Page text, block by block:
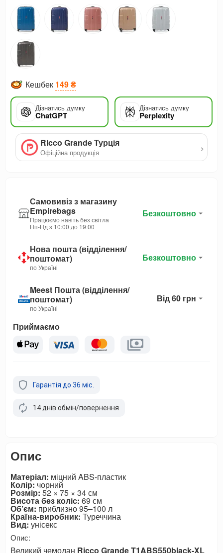
Кешбек 149 ₴
Дізнатись думку
ChatGPT
Дізнатись думку
Perplexity
Ricco Grande Турція
Офіційна продукція ›
Самовивіз з магазину
Empirebags
Працюємо навіть без світла
Нп-Нд з 10:00 до 19:00
Безкоштовно
Нова пошта (відділення/
поштомат)
по Україні
Безкоштовно
Meest Пошта (відділення/
поштомат)
по Україні
Від 60 грн
Приймаємо
Гарантія до 36 міс.
14 днів обмін/повернення
Опис
Матеріал: міцний ABS-пластик
Колір: чорний
Розмір: 52 × 75 × 34 см
Висота без коліс: 69 см
Об’єм: приблизно 95–100 л
Країна-виробник: Туреччина
Вид: унісекс
Опис:
Великий чемодан Ricco Grande T1ABS550black-XL